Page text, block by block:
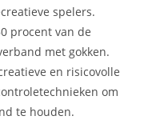
spelers.
procent van de
met gokken.
en risicovolle
om
te houden.